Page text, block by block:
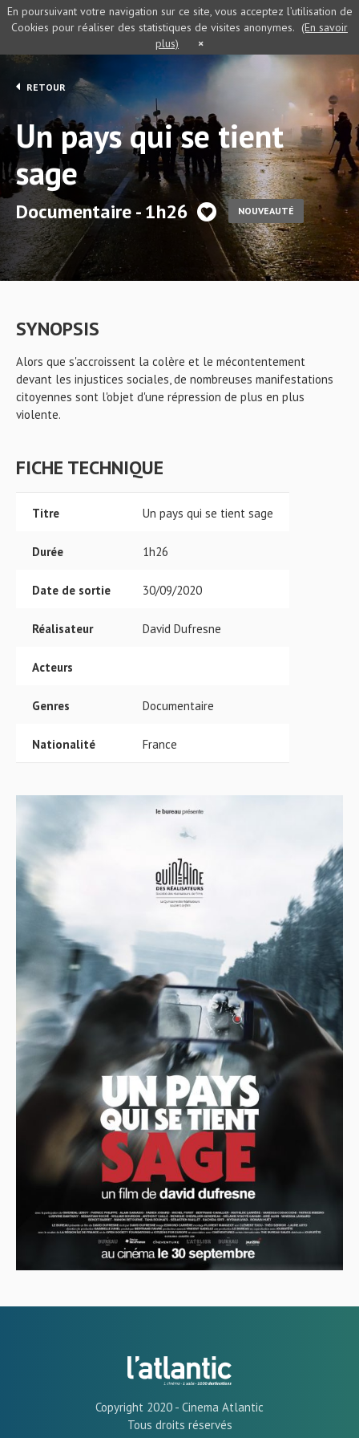
RETOUR
Un pays qui se tient
sage
Documentaire - 1h26 NOUVEAUTÉ
SYNOPSIS
Alors que s'accroissent la colère et le mécontentement
devant les injustices sociales, de nombreuses manifestations
citoyennes sont l'objet d'une répression de plus en plus
violente.
FICHE TECHNIQUE
Titre Un pays qui se tient sage
Durée 1h26
Date de sortie 30/09/2020
Réalisateur David Dufresne
Acteurs
Genres Documentaire
Nationalité France
Copyright 2020 - Cinema Atlantic
Tous droits réservés
En poursuivant votre navigation sur ce site, vous acceptez l’utilisation de
Cookies pour réaliser des statistiques de visites anonymes. (En savoir
plus)
×